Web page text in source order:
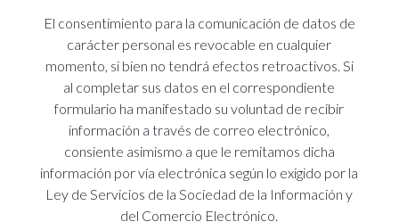
El consentimiento para la comunicación de datos de
carácter personal es revocable en cualquier
momento, si bien no tendrá efectos retroactivos. Si
al completar sus datos en el correspondiente
formulario ha manifestado su voluntad de recibir
información a través de correo electrónico,
consiente asimismo a que le remitamos dicha
información por vía electrónica según lo exigido por la
Ley de Servicios de la Sociedad de la Información y
del Comercio Electrónico.